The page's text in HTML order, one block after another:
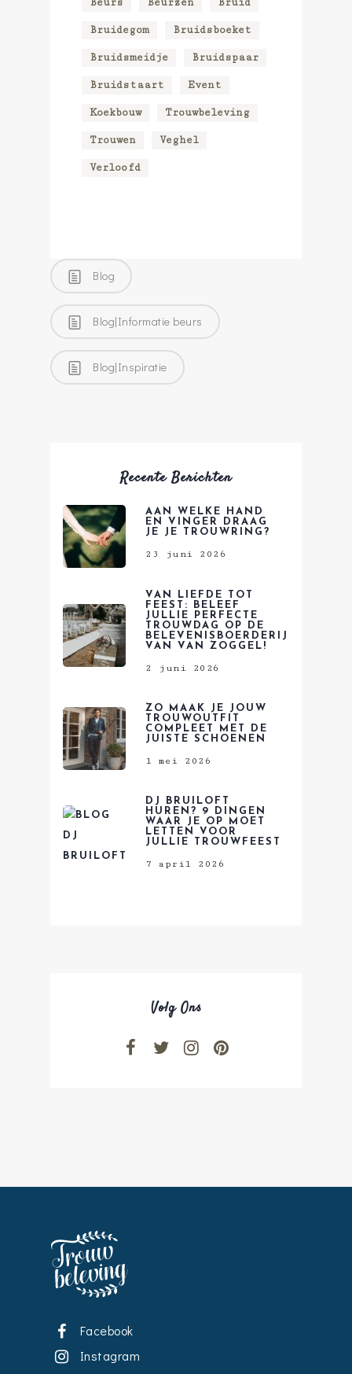
Bruidegom Bruidsboeket
Bruidsmeidje Bruidspaar
Bruidstaart Event
Koekbouw Trouwbeleving
Trouwen Veghel
Verloofd
Blog
Blog|Informatie beurs
Blog|Inspiratie
Recente Berichten
AAN WELKE HAND
EN VINGER DRAAG
JE JE TROUWRING?
23 juni 2026
VAN LIEFDE TOT
FEEST: BELEEF
JULLIE PERFECTE
TROUWDAG OP DE
BELEVENISBOERDERIJ
VAN VAN ZOGGEL!
2 juni 2026
ZO MAAK JE JOUW
TROUWOUTFIT
COMPLEET MET DE
JUISTE SCHOENEN
1 mei 2026
DJ BRUILOFT
HUREN? 9 DINGEN
WAAR JE OP MOET
LETTEN VOOR
JULLIE TROUWFEEST
7 april 2026
Volg Ons
Facebook
Instagram